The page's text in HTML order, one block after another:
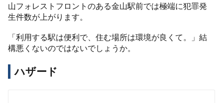
山フォレストフロントのある金山駅前では極端に犯罪発
生件数が上がります。
「利用する駅は便利で、住む場所は環境が良くて。」結
構悪くないのではないでしょうか。
ハザード